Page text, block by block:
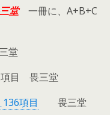
堂一冊に、A+B+C
堂
項目 畏三堂
項目
畏三堂